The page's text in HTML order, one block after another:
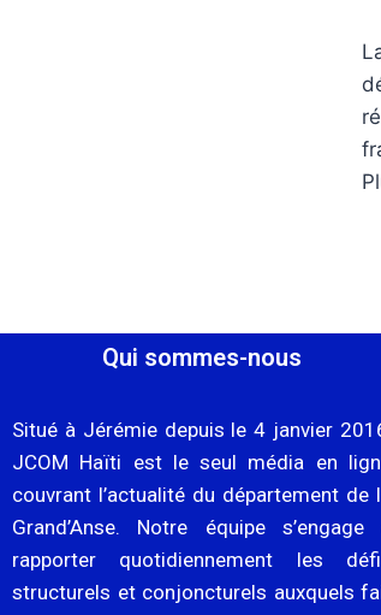
Qui sommes-nous
Situé à Jérémie depuis le 4 janvier
JCOM Haïti est le seul média en
couvrant l’actualité du département de
Grand’Anse. Notre équipe s’engage
rapporter quotidiennement les
structurels et conjoncturels auxquels